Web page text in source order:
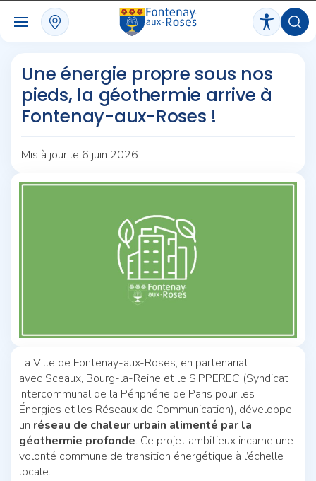
Une énergie propre sous nos
pieds, la géothermie arrive à
Fontenay-aux-Roses !
Mis à jour le 6 juin 2026
La Ville de Fontenay-aux-Roses, en partenariat
avec Sceaux, Bourg-la-Reine et le SIPPEREC (Syndicat
Intercommunal de la Périphérie de Paris pour les
Énergies et les Réseaux de Communication), développe
un réseau de chaleur urbain alimenté par la
géothermie profonde. Ce projet ambitieux incarne une
volonté commune de transition énergétique à l’échelle
locale.
Panneau de gestion des cookies